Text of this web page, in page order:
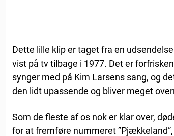
Dette lille klip er taget fra en
vist på tv tilbage i 1977. Det er
synger med på Kim Larsens sang, og
den lidt upassende og bliver meget
Som de fleste af os nok er klar over,
for at fremføre nummeret